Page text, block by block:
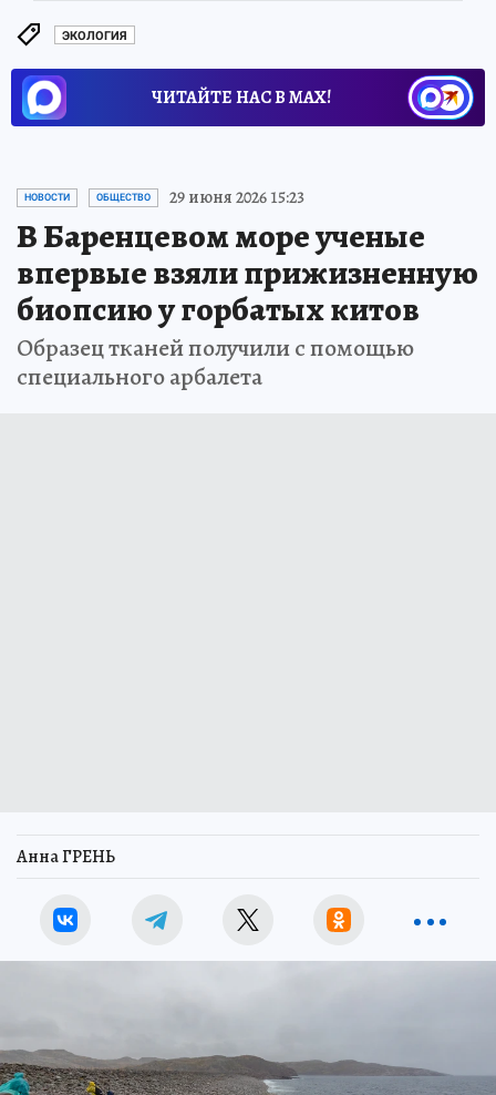
ЭКОЛОГИЯ
ЧИТАЙТЕ НАС В МАХ!
НОВОСТИ ОБЩЕСТВО 29 июня 2026 15:23
В Баренцевом море ученые
впервые взяли прижизненную
биопсию у горбатых китов
Образец тканей получили с помощью
специального арбалета
Анна ГРЕНЬ